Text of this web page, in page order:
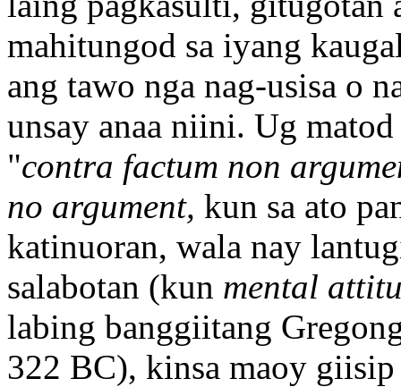
mahitungod sa iyang
ang tawo nga nag-usisa o
unsay anaa niini. Ug
"contra factum non
no argument, kun sa ato
katinuoran, wala nay
salabotan (kun mental
labing banggiitang
322 BC), kinsa maoy giisip